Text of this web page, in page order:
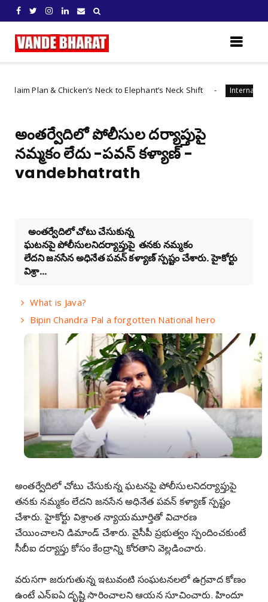
Chicken’s Neck to Elephant’s Neck Shift International చైనా
అంతర్వేదిలో పోలీసుల దర్యాప్తుపై
నమ్మకం లేదు -పవన్ కళ్యాణ్ -
vandebhatrath
అంతర్వేదిలో చోటు చేసుకున్న
ఘటనపై పోలీసులనిదర్యాప్తుపై తనకు నమ్మకం
లేదని జనసేన అధినేత పవన్ కళ్యాణ్ స్పష్టం చేశారు. హైకోర్టు
విశ్రా...
What is Java?
Bipin Chandra Pal a forgotten National hero
అంతర్వేదిలో చోటు చేసుకున్న ఘటనపై పోలీసులనిదర్యాప్తుపై
తనకు నమ్మకం లేదని జనసేన అధినేత పవన్ కళ్యాణ్ స్పష్టం
చేశారు. హైకోర్టు విశ్రాంత న్యాయమూర్తితో విచారణ
చేయించాలని డిమాండ్ చేశారు. వైసీపీ ప్రభుత్వం స్పందించకుంటే
సీబీఐ దర్యాప్తు కోసం కేంద్రాన్ని కోరతాని వెల్లడించారు.
వరుసగా జరుగుతున్న ఇటువంటి సంఘటనలలో ఉగ్రవాద కోణం
ఉంటే ఎన్ఐఏ దృష్టి సారించాలని ఆయన సూచించారు. హిందూ